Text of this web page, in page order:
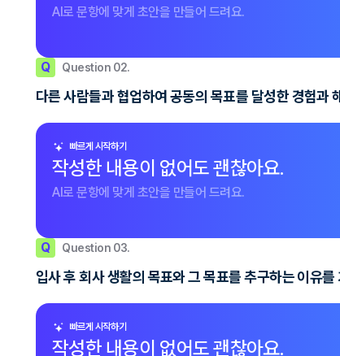
AI로 문항에 맞게 초안을 만들어 드려요.
Q Question 02.
다른 사람들과 협업하여 공동의 목표를 달성한 경험과
빠르게 시작하기
작성한 내용이 없어도 괜찮아요.
AI로 문항에 맞게 초안을 만들어 드려요.
Q Question 03.
입사 후 회사 생활의 목표와 그 목표를 추구하는 이유를
빠르게 시작하기
작성한 내용이 없어도 괜찮아요.